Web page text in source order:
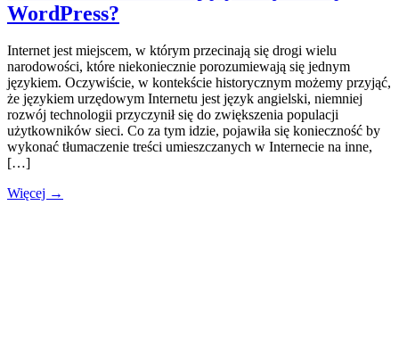
WordPress?
Internet jest miejscem, w którym przecinają się drogi wielu
narodowości, które niekoniecznie porozumiewają się jednym
językiem. Oczywiście, w kontekście historycznym możemy przyjąć,
że językiem urzędowym Internetu jest język angielski, niemniej
rozwój technologii przyczynił się do zwiększenia populacji
użytkowników sieci. Co za tym idzie, pojawiła się konieczność by
wykonać tłumaczenie treści umieszczanych w Internecie na inne,
[…]
Więcej →